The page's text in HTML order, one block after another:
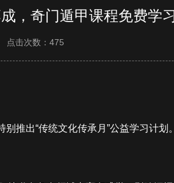
，奇门遁甲课程免费学
点击次数：475
推出“传统文化传承月”公益学习计